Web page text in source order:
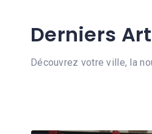
Derniers
Découvrez votre ville, la